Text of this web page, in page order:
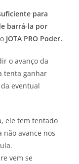
para
barrá-la por
JOTA PRO Poder.
o avanço da
tenta ganhar
eventual
ele tem tentado
avance nos
vem se